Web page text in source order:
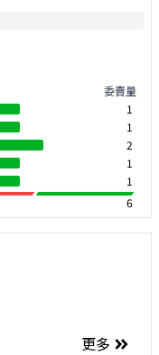
委賣量
1
1
2
1
1
6
更多